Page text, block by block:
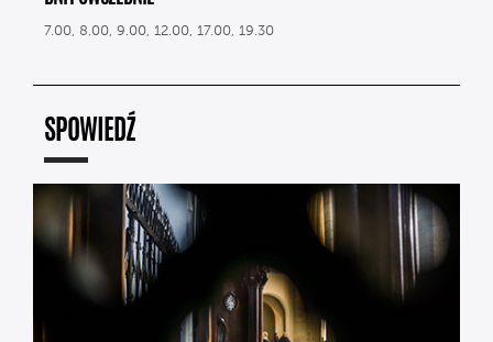
7.00, 8.00, 9.00, 12.00, 17.00, 19.30
SPOWIEDŹ